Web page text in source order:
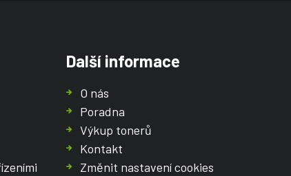
Další informace
O nás
Poradna
Výkup tonerů
Kontakt
Změnit nastavení cookies